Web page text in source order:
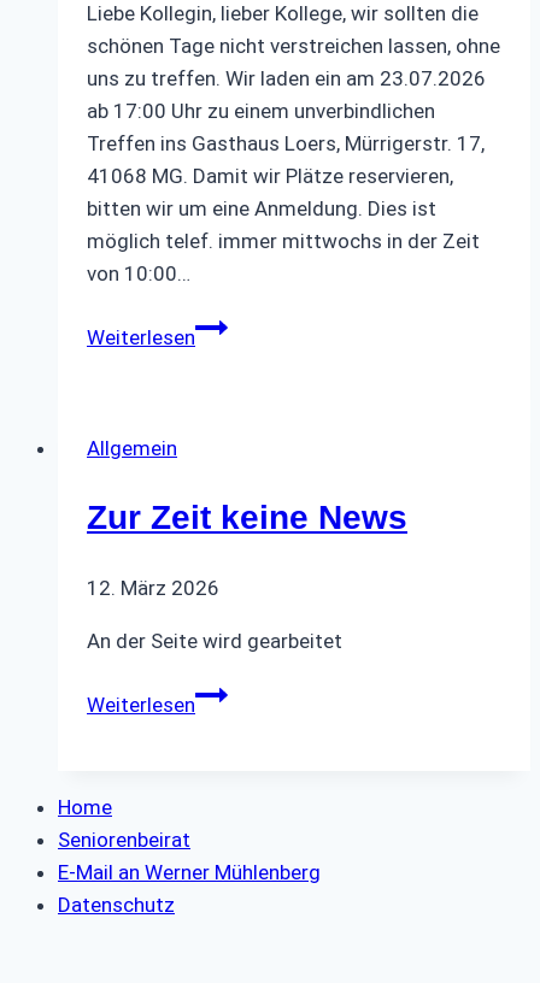
Liebe Kollegin, lieber Kollege, wir sollten die
schönen Tage nicht verstreichen lassen, ohne
uns zu treffen. Wir laden ein am 23.07.2026
ab 17:00 Uhr zu einem unverbindlichen
Treffen ins Gasthaus Loers, Mürrigerstr. 17,
41068 MG. Damit wir Plätze reservieren,
bitten wir um eine Anmeldung. Dies ist
möglich telef. immer mittwochs in der Zeit
von 10:00…
WeiterlesenSommertreff
Allgemein
Zur Zeit keine News
12. März 2026
An der Seite wird gearbeitet
WeiterlesenZur
Home
Seniorenbeirat
E-Mail an Werner Mühlenberg
Datenschutz